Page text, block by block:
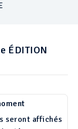
ÉDITION
seront affichés